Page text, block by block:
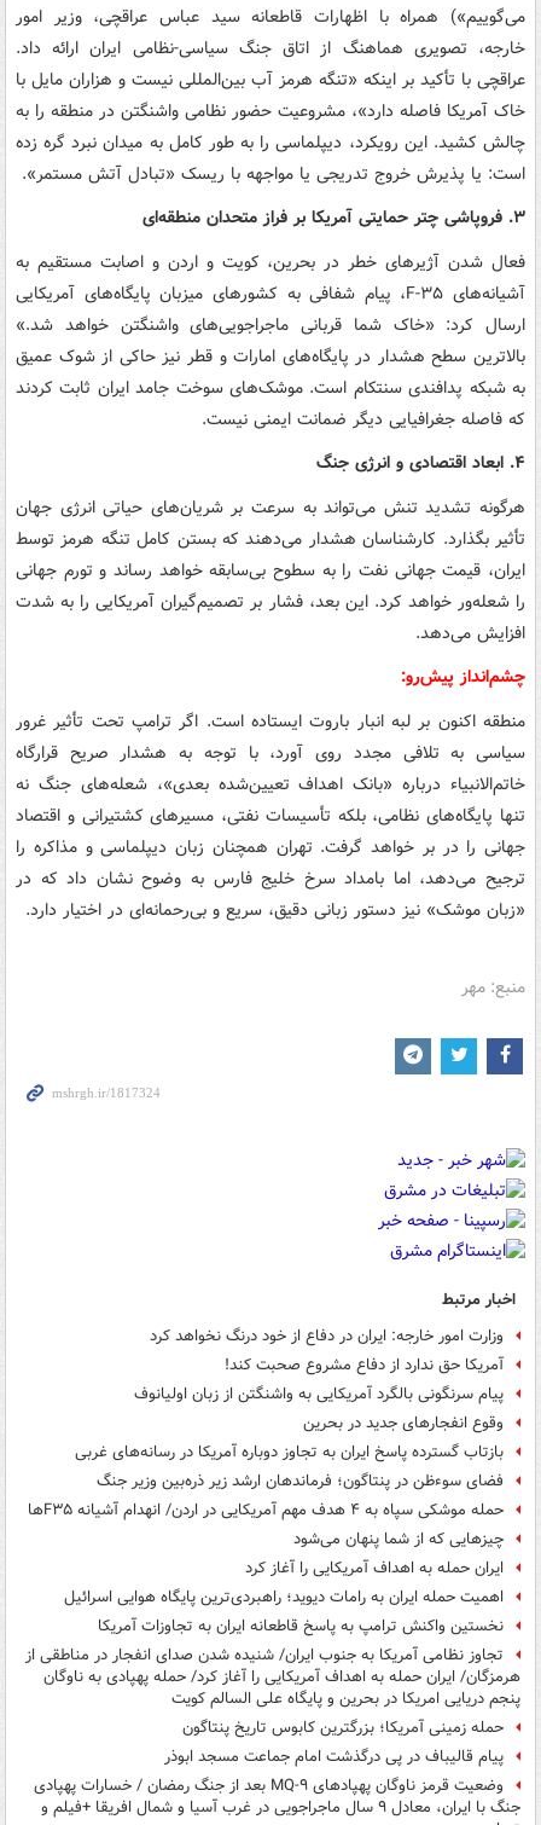
می‌گوییم») همراه با اظهارات قاطعانه سید عباس عراقچی، وزیر امور
خارجه، تصویری هماهنگ از اتاق جنگ سیاسی-نظامی ایران ارائه داد.
عراقچی با تأکید بر اینکه «تنگه هرمز آب بین‌المللی نیست و هزاران مایل با
خاک آمریکا فاصله دارد»، مشروعیت حضور نظامی واشنگتن در منطقه را به
چالش کشید. این رویکرد، دیپلماسی را به طور کامل به میدان نبرد گره زده
است: یا پذیرش خروج تدریجی یا مواجهه با ریسک «تبادل آتش مستمر».
۳. فروپاشی چتر حمایتی آمریکا بر فراز متحدان منطقه‌ای
فعال شدن آژیرهای خطر در بحرین، کویت و اردن و اصابت مستقیم به
آشیانه‌های F-۳۵، پیام شفافی به کشورهای میزبان پایگاه‌های آمریکایی
ارسال کرد: «خاک شما قربانی ماجراجویی‌های واشنگتن خواهد شد.»
بالاترین سطح هشدار در پایگاه‌های امارات و قطر نیز حاکی از شوک عمیق
به شبکه پدافندی سنتکام است. موشک‌های سوخت جامد ایران ثابت کردند
که فاصله جغرافیایی دیگر ضمانت ایمنی نیست.
۴. ابعاد اقتصادی و انرژی جنگ
هرگونه تشدید تنش می‌تواند به سرعت بر شریان‌های حیاتی انرژی جهان
تأثیر بگذارد. کارشناسان هشدار می‌دهند که بستن کامل تنگه هرمز توسط
ایران، قیمت جهانی نفت را به سطوح بی‌سابقه خواهد رساند و تورم جهانی
را شعله‌ور خواهد کرد. این بعد، فشار بر تصمیم‌گیران آمریکایی را به شدت
افزایش می‌دهد.
چشم‌انداز پیش‌رو:
منطقه اکنون بر لبه انبار باروت ایستاده است. اگر ترامپ تحت تأثیر غرور
سیاسی به تلافی مجدد روی آورد، با توجه به هشدار صریح قرارگاه
خاتم‌الانبیاء درباره «بانک اهداف تعیین‌شده بعدی»، شعله‌های جنگ نه
تنها پایگاه‌های نظامی، بلکه تأسیسات نفتی، مسیرهای کشتیرانی و اقتصاد
جهانی را در بر خواهد گرفت. تهران همچنان زبان دیپلماسی و مذاکره را
ترجیح می‌دهد، اما بامداد سرخ خلیج فارس به وضوح نشان داد که در
«زبان موشک» نیز دستور زبانی دقیق، سریع و بی‌رحمانه‌ای در اختیار دارد.
منبع: مهر
اخبار مرتبط
وزارت امور خارجه: ایران در دفاع از خود درنگ نخواهد کرد
آمریکا حق ندارد از دفاع مشروع صحبت کند!
پیام سرنگونی بالگرد آمریکایی به واشنگتن از زبان اولیانوف
وقوع انفجارهای جدید در بحرین
بازتاب گسترده پاسخ ایران به تجاوز دوباره آمریکا در رسانه‌های غربی
فضای سوءظن در پنتاگون؛ فرماندهان ارشد زیر ذره‌بین وزیر جنگ
حمله موشکی سپاه به ۴ هدف مهم آمریکایی در اردن/ انهدام آشیانه F۳۵ها
چیزهایی که از شما پنهان می‌شود
ایران حمله به اهداف آمریکایی را آغاز کرد
اهمیت حمله ایران به رامات دیوید؛ راهبردی‌ترین پایگاه هوایی اسرائیل
نخستین واکنش ترامپ به پاسخ قاطعانه ایران به تجاوزات آمریکا
تجاوز نظامی آمریکا به جنوب ایران/ شنیده شدن صدای انفجار در مناطقی از
هرمزگان/ ایران حمله به اهداف آمریکایی را آغاز کرد/ حمله پهپادی به ناوگان
پنجم دریایی امریکا در بحرین و پایگاه علی السالم کویت
حمله زمینی آمریکا؛ بزرگترین کابوس تاریخ پنتاگون
پیام قالیباف در پی درگذشت امام جماعت مسجد ابوذر
وضعیت قرمز ناوگان پهپادهای MQ-۹ بعد از جنگ رمضان / خسارات پهپادی
جنگ با ایران، معادل ۹ سال ماجراجویی در غرب آسیا و شمال افریقا +فیلم و